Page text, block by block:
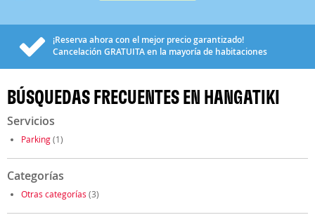
¡Reserva ahora con el mejor precio garantizado!
Cancelación GRATUITAen la mayoría de habitaciones
BÚSQUEDAS FRECUENTES EN HANGATIKI
Servicios
Parking(1)
Categorías
Otras categorías (3)